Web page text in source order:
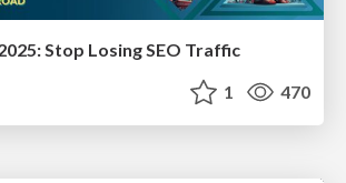
Stop Losing SEO Traffic
1 470